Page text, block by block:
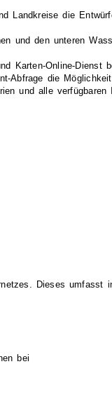
Landkreise die
und den unteren
Karten-Online-Dienst
Abfrage die
und alle verfügbaren
Dieses umfasst
bei